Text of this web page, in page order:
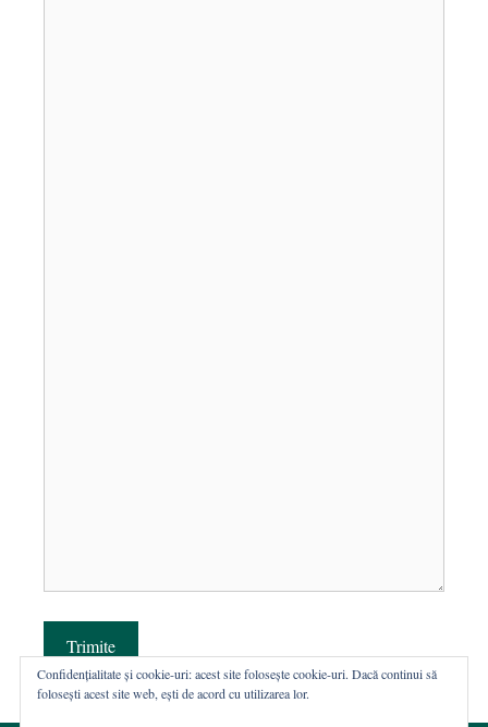
Trimite
Confidențialitate și cookie-uri: acest site folosește cookie-uri. Dacă continui să
folosești acest site web, ești de acord cu utilizarea lor.